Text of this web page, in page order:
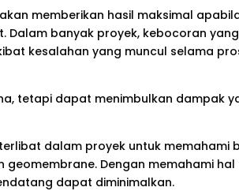
memberikan hasil maksimal
banyak proyek, kebocoran
kesalahan yang muncul selama
tetapi dapat menimbulkan dampak
dalam proyek untuk memahami
Dengan memahami hal
dapat diminimalkan.